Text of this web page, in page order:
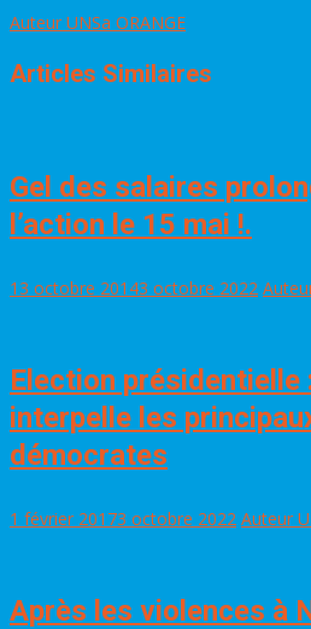
Auteur UNSa ORANGE
Articles Similaires
Gel des salaires
l’action le 15 mai !.
13 octobre 20143 octobre 2022
Election présidentielle
interpelle les
démocrates
1 février 20173 octobre 2022 Auteur
Après les violences à